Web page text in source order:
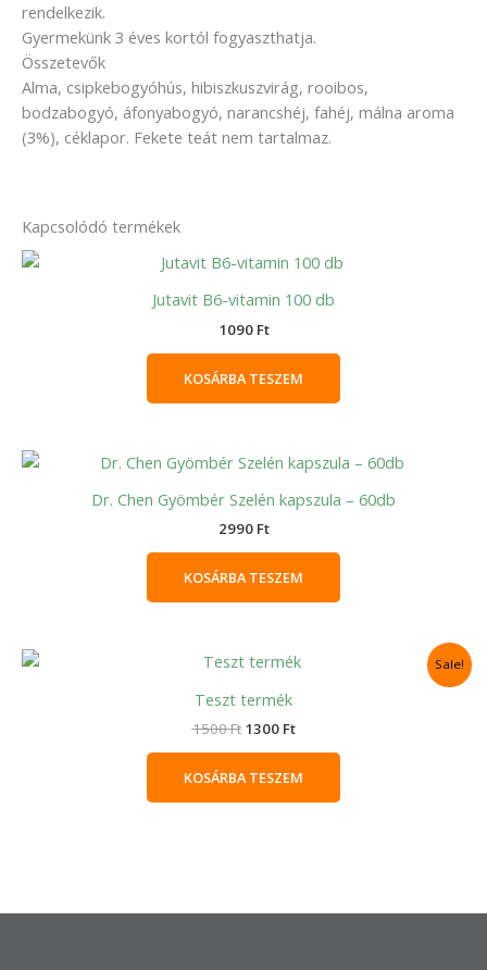
rendelkezik.
Gyermekünk 3 éves kortól fogyaszthatja.
Összetevők
Alma, csipkebogyóhús, hibiszkuszvirág, rooibos,
bodzabogyó, áfonyabogyó, narancshéj, fahéj, málna aroma
(3%), céklapor. Fekete teát nem tartalmaz.
Kapcsolódó termékek
Jutavit B6-vitamin 100 db
1090 Ft
KOSÁRBA TESZEM
Dr. Chen Gyömbér Szelén kapszula – 60db
2990 Ft
KOSÁRBA TESZEM
Sale!
Teszt termék
1500Ft
Original
was:
1500 Ft.
1300 Ft
Current
KOSÁRBA TESZEM